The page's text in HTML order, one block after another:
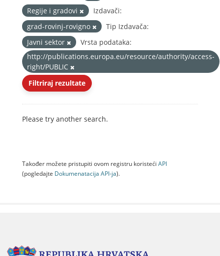
Regije i gradovi
Izdavači:
grad-rovinj-rovigno
Tip Izdavača:
Javni sektor
Vrsta podataka:
http://publications.europa.eu/resource/authority/access-
right/PUBLIC
Filtriraj rezultate
Please try another search.
Također možete pristupiti ovom registru koristeći API
(pogledajte Dokumenаtаcijа API-jа).